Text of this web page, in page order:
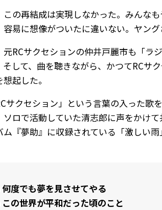
この再結成は実現しなかった。みんな
易に想像がついたに違いない。ヤング
元RCサクセションの仲井戸麗市も「ラ
そして、曲を聴きながら、かつてRCサ
起した。
サクセション」という言葉の入った歌
ソロで活動していた清志郎に声をかけ
『夢助』に収録されている「激しい
度でも夢を見させてやる
の世界が平和だった頃のこと